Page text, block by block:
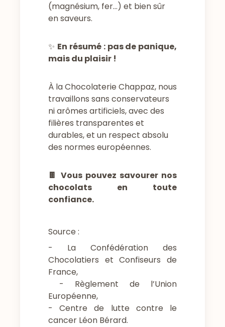
(magnésium, fer…) et bien sûr
en saveurs.
✨ En résumé : pas de panique,
mais du plaisir !
À la Chocolaterie Chappaz, nous
travaillons sans conservateurs
ni arômes artificiels, avec des
filières transparentes et
durables, et un respect absolu
des normes européennes.
🍫 Vous pouvez savourer nos
chocolats en toute
confiance.
Source :
- La Confédération des
Chocolatiers et Confiseurs de
France,
- Règlement de l’Union
Européenne,
- Centre de lutte contre le
cancer Léon Bérard.